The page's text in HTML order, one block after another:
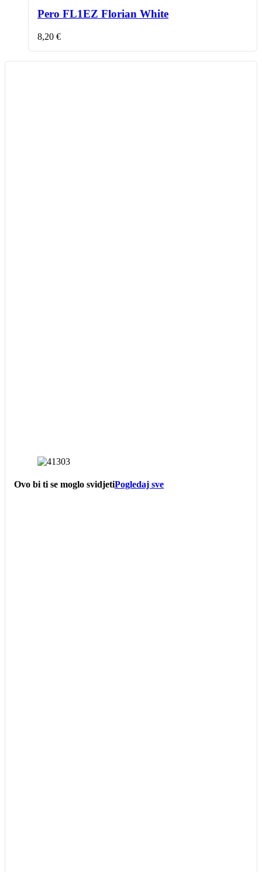
Pero FL1EZ Florian White
8,20 €
Ovo bi ti se moglo svidjetiPogledaj sve